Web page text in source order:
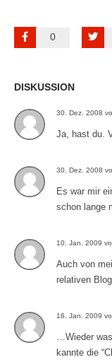
0
DISKUSSION
30. Dez. 2008
Ja, hast du.
30. Dez. 2008
Es war mir
schon lange
10. Jan. 2009
Auch von
relativen
16. Jan. 2009
…Wieder
kannte die